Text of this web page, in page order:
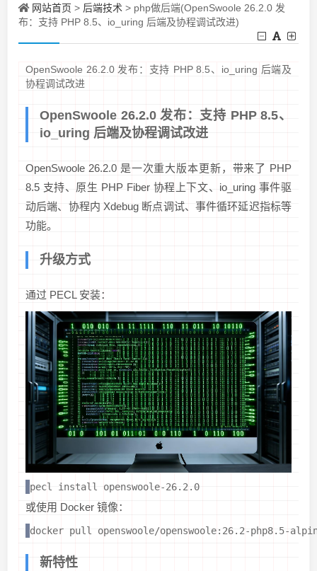
网站首页 > 后端技术 > php做后端(OpenSwoole 26.2.0 发
布：支持 PHP 8.5、io_uring 后端及协程调试改进)
OpenSwoole 26.2.0 发布：支持 PHP 8.5、io_uring 后端及
协程调试改进
OpenSwoole 26.2.0 发布：支持 PHP 8.5、
io_uring 后端及协程调试改进
OpenSwoole 26.2.0 是一次重大版本更新，带来了 PHP
8.5 支持、原生 PHP Fiber 协程上下文、io_uring 事件驱
动后端、协程内 Xdebug 断点调试、事件循环延迟指标等
功能。
升级方式
通过 PECL 安装：
pecl install openswoole-26.2.0
或使用 Docker 镜像：
docker pull openswoole/openswoole:26.2-php8.5-
新特性